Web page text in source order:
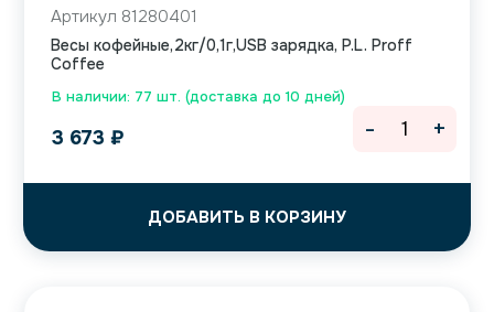
В наличии: 77 шт. (доставка до 10 дней)
Артикул 81280401
Весы кофейные,2кг/0,1г,USB зарядка, P.L. Proff
Coffee
3 673 ₽
ДОБАВИТЬ В КОРЗИНУ
- +